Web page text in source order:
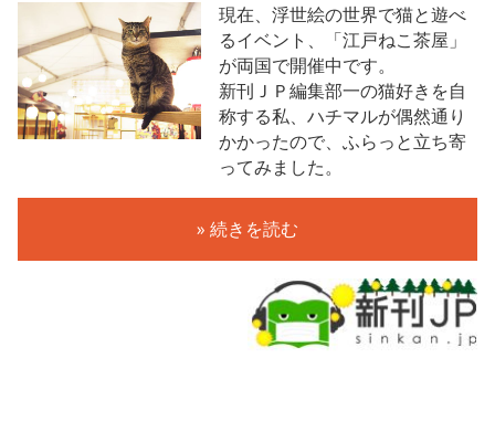
現在、浮世絵の世界で猫と遊べ
るイベント、「江戸ねこ茶屋」
が両国で開催中です。
新刊ＪＰ編集部一の猫好きを自
称する私、ハチマルが偶然通り
かかったので、ふらっと立ち寄
ってみました。
» 続きを読む